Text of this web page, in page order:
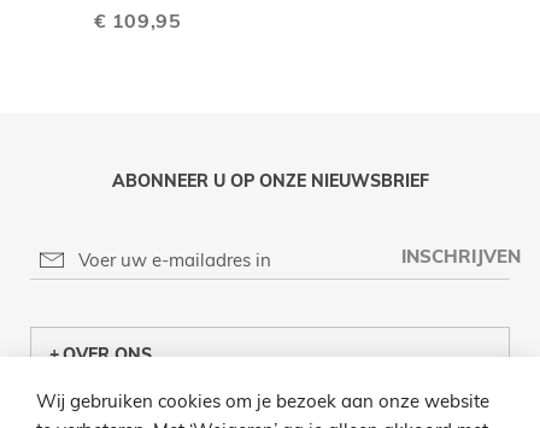
€ 109,95
ABONNEER U OP ONZE NIEUWSBRIEF
INSCHRIJVEN
OVER ONS
KLANTENCENTRUM
Wij gebruiken cookies om je bezoek aan onze website